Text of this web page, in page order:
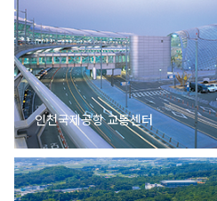
인천국제공항 교통센터